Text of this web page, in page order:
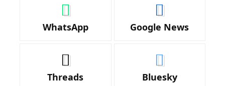
WhatsApp Google News
Threads Bluesky